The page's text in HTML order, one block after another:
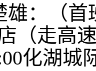
雄：（首
（走高
化湖城